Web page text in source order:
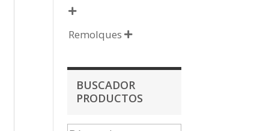

Remolques 
BUSCADOR
PRODUCTOS